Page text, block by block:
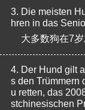
3. Die meisten
hren in das
大多数狗在7岁
4. Der Hund gilt
s den Trümmern
u retten, das
stchinesischen